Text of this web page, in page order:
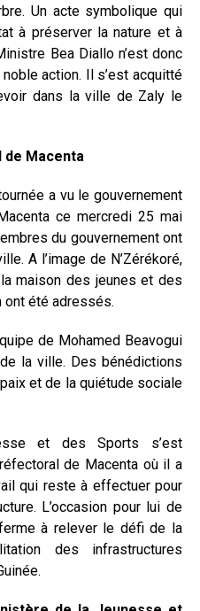
Un acte symbolique qui
à préserver la nature et à
Bea Diallo n’est donc
action. Il s’est acquitté
dans la ville de Zaly le
Macenta
a vu le gouvernement
ce mercredi 25 mai
du gouvernement ont
A l’image de N’Zérékoré,
maison des jeunes et des
été adressés.
de Mohamed Beavogui
la ville. Des bénédictions
et de la quiétude sociale
et des Sports s’est
de Macenta où il a
qui reste à effectuer pour
L’occasion pour lui de
à relever le défi de la
des infrastructures